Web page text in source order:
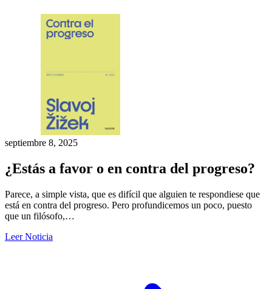
septiembre 8, 2025
¿Estás a favor o en contra del progreso?
Parece, a simple vista, que es difícil que alguien te respondiese que
está en contra del progreso. Pero profundicemos un poco, puesto
que un filósofo,…
Leer Noticia